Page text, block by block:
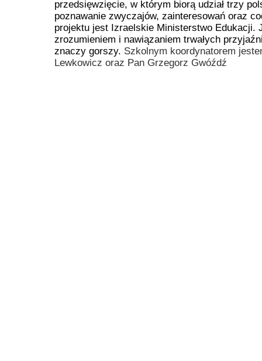
przedsięwzięcie, w którym biorą udział trzy
poznawanie zwyczajów, zainteresowań oraz
projektu jest Izraelskie Ministerstwo Edukacji.
zrozumieniem i nawiązaniem trwałych
znaczy gorszy. Szkolnym koordynatorem
Lewkowicz oraz Pan Grzegorz Gwóźdź
Przerwy szkolne